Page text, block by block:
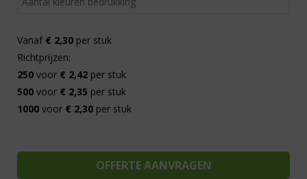
Vanaf € 2,30 per stuk
Richtprijzen:
250 voor € 2,42 per stuk
500 voor € 2,35 per stuk
1000 voor € 2,30 per stuk